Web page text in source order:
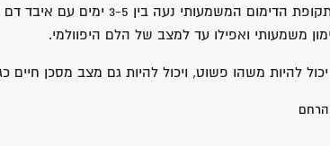
משמעותי ואפילו עד למצב של הלם היפוולמי.
להיות משהו פשוט, ויכול להיות גם מצב מסכן חיים
הרחם